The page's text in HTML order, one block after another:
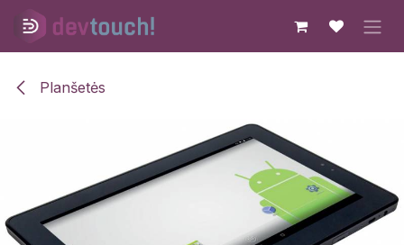
Skip to Content
Planšetės